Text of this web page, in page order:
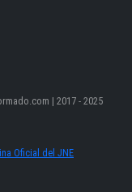
| 2017 - 2025
Oficial del JNE